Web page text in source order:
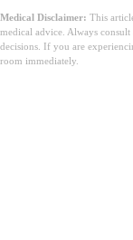
Medical Disclaimer: This
medical advice. Always
decisions. If you are
room immediately.